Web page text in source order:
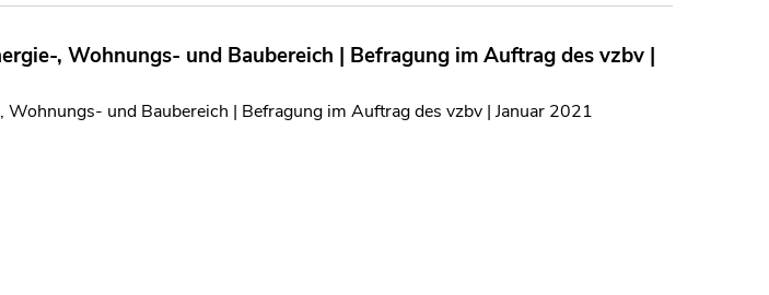
, Wohnungs- und Baubereich | Befragung im Auftrag des vzbv |
Wohnungs- und Baubereich | Befragung im Auftrag des vzbv | Januar 2021